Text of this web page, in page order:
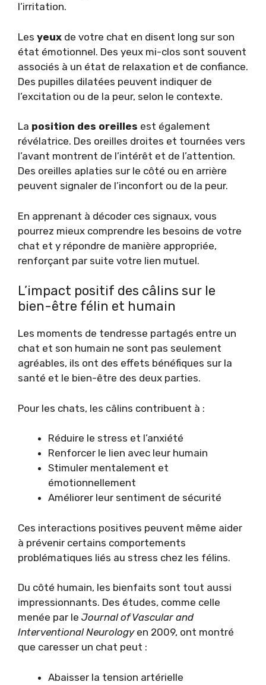
l’irritation.
Les yeux de votre chat en disent long sur son
état émotionnel. Des yeux mi-clos sont souvent
associés à un état de relaxation et de confiance.
Des pupilles dilatées peuvent indiquer de
l’excitation ou de la peur, selon le contexte.
La position des oreilles est également
révélatrice. Des oreilles droites et tournées vers
l’avant montrent de l’intérêt et de l’attention.
Des oreilles aplaties sur le côté ou en arrière
peuvent signaler de l’inconfort ou de la peur.
En apprenant à décoder ces signaux, vous
pourrez mieux comprendre les besoins de votre
chat et y répondre de manière appropriée,
renforçant par suite votre lien mutuel.
L’impact positif des câlins sur le
bien-être félin et humain
Les moments de tendresse partagés entre un
chat et son humain ne sont pas seulement
agréables, ils ont des effets bénéfiques sur la
santé et le bien-être des deux parties.
Pour les chats, les câlins contribuent à :
Réduire le stress et l’anxiété
Renforcer le lien avec leur humain
Stimuler mentalement et
émotionnellement
Améliorer leur sentiment de sécurité
Ces interactions positives peuvent même aider
à prévenir certains comportements
problématiques liés au stress chez les félins.
Du côté humain, les bienfaits sont tout aussi
impressionnants. Des études, comme celle
menée par le Journal of Vascular and
Interventional Neurologyen 2009, ont montré
que caresser un chat peut :
Abaisser la tension artérielle